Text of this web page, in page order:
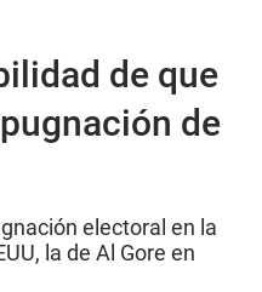
de que
de
electoral en la
la de Al Gore en